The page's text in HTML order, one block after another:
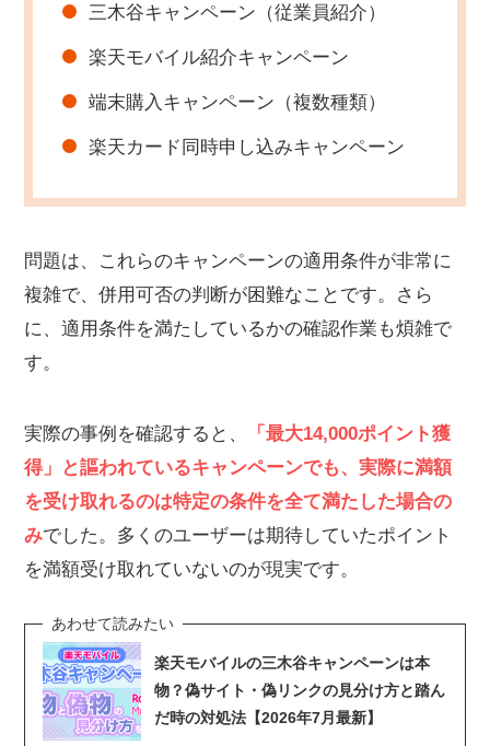
三木谷キャンペーン（従業員紹介）
楽天モバイル紹介キャンペーン
端末購入キャンペーン（複数種類）
楽天カード同時申し込みキャンペーン
問題は、これらのキャンペーンの適用条件が非常に
複雑で、併用可否の判断が困難なことです。さら
に、適用条件を満たしているかの確認作業も煩雑で
す。
実際の事例を確認すると、
「最大14,000ポイント獲
得」と謳われているキャンペーンでも、実際に満額
を受け取れるのは特定の条件を全て満たした場合の
みでした。多くのユーザーは期待していたポイント
を満額受け取れていないのが現実です。
楽天モバイルの三木谷キャンペーンは本
物？偽サイト・偽リンクの見分け方と踏ん
だ時の対処法【2026年7月最新】